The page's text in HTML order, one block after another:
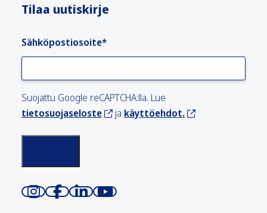
Tilaa uutiskirje
Sähköpostiosoite*
Suojattu Google reCAPTCHA:lla. Lue
tietosuojaseloste
ja käyttöehdot.